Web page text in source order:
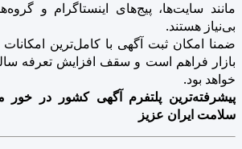
مانند سایت‌ها، پیج‌های اینستاگرام و
بی‌نیاز هستند.
ضمنا امکان ثبت آگهی با کامل‌ترین
خواهد بود.
پیشرفته‌ترین پلتفرم آگهی کشور در خور
سلامت ایران عزیز